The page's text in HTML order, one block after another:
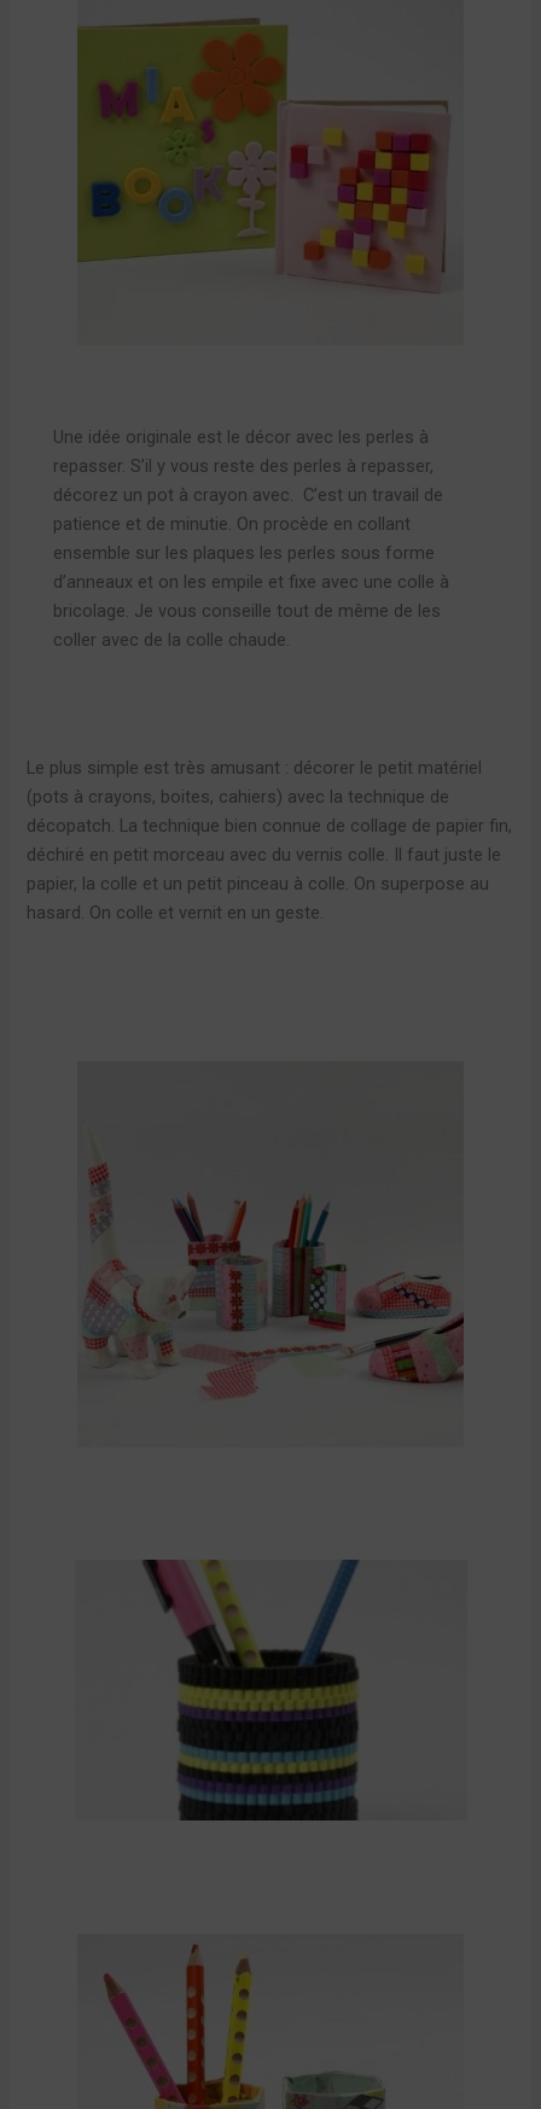
Une idée originale est le décor avec les perles à
repasser. S’il y vous reste des perles à repasser,
décorez un pot à crayon avec. C’est un travail de
patience et de minutie. On procède en collant
ensemble sur les plaques les perles sous forme
d’anneaux et on les empile et fixe avec une colle à
bricolage. Je vous conseille tout de même de les
coller avec de la colle chaude.
Le plus simple est très amusant : décorer le petit matériel
(pots à crayons, boites, cahiers) avec la technique de
décopatch. La technique bien connue de collage de papier fin,
déchiré en petit morceau avec du vernis colle. Il faut juste le
papier, la colle et un petit pinceau à colle. On superpose au
hasard. On colle et vernit en un geste.